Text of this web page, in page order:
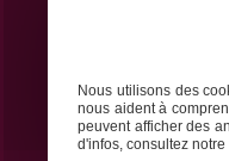
Nous utilisons des
nous aident à
peuvent afficher des
d'infos, consultez